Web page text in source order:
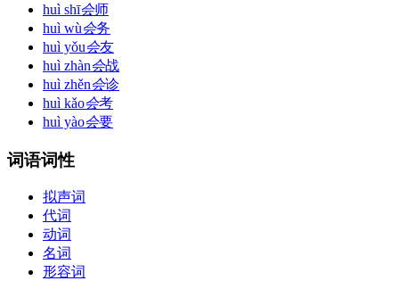
huì shī会师
huì wù会务
huì yǒu会友
huì zhàn会战
huì zhěn会诊
huì kǎo会考
huì yào会要
词语词性
拟声词
代词
动词
名词
形容词